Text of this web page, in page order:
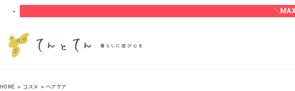
＼
HOME コスメ ヘアケア